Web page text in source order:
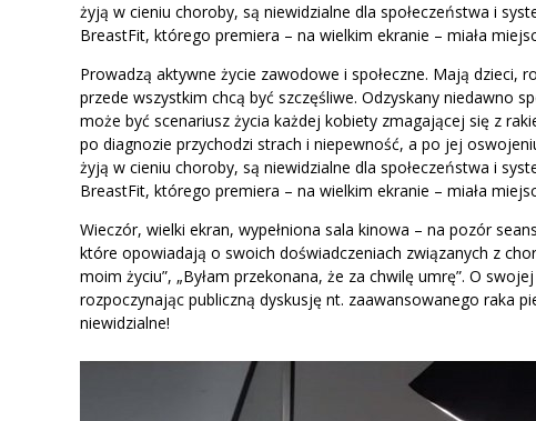
żyją w cieniu choroby, są niewidzialne dla społeczeństwa i
BreastFit, którego premiera – na wielkim ekranie – miała
Prowadzą aktywne życie zawodowe i społeczne. Mają dzieci,
przede wszystkim chcą być szczęśliwe. Odzyskany niedawno
może być scenariusz życia każdej kobiety zmagającej się z
po diagnozie przychodzi strach i niepewność, a po jej
żyją w cieniu choroby, są niewidzialne dla społeczeństwa i
BreastFit, którego premiera – na wielkim ekranie – miała
Wieczór, wielki ekran, wypełniona sala kinowa – na pozór
które opowiadają o swoich doświadczeniach związanych z
moim życiu”, „Byłam przekonana, że za chwilę umrę”. O
rozpoczynając publiczną dyskusję nt. zaawansowanego raka
niewidzialne!